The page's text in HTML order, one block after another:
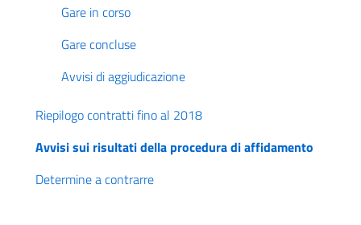
Gare in corso
Gare concluse
Avvisi di aggiudicazione
Riepilogo contratti fino al 2018
Avvisi sui risultati della procedura di affidamento
Determine a contrarre